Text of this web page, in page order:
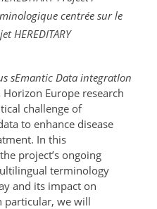
centrée sur le
HEREDITARY
sEmantic Data integratIon
Horizon Europe research
challenge of
to enhance disease
In this
project’s ongoing
terminology
and its impact on
particular, we will